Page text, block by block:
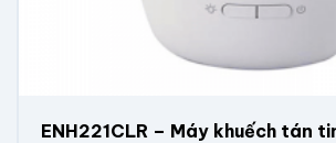
ENH221CLR – Máy khuếch tán